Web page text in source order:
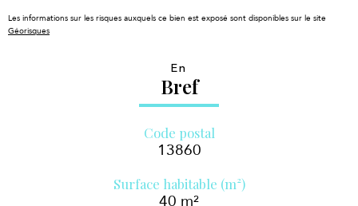
Les informations sur les risques auxquels ce bien est exposé sont disponibles sur le site
Géorisques
En
Bref
Code postal
13860
Surface habitable (m²)
40 m²